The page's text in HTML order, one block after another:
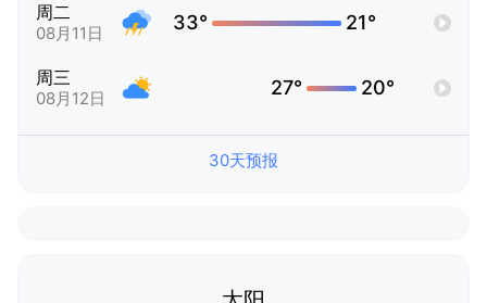
周二
08月11日 33° 21°
周三
08月12日 27° 20°
30天预报